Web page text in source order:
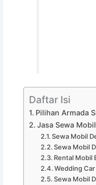
Daftar Isi
Pilihan Armada
Jasa Sewa
Sewa Mobil
Sewa Mobil
Rental Mobil
Wedding
Sewa Mobil